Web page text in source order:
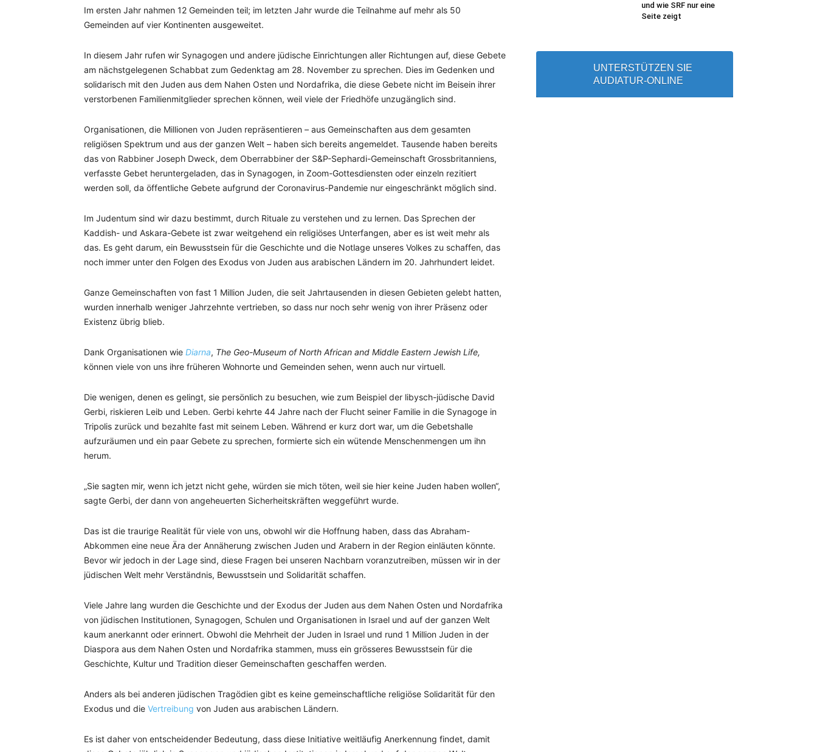
Im ersten Jahr nahmen 12 Gemeinden teil; im letzten Jahr wurde die Teilnahme auf mehr als 50
Gemeinden auf vier Kontinenten ausgeweitet.
In diesem Jahr rufen wir Synagogen und andere jüdische Einrichtungen aller Richtungen auf, diese Gebete
am nächstgelegenen Schabbat zum Gedenktag am 28. November zu sprechen. Dies im Gedenken und
solidarisch mit den Juden aus dem Nahen Osten und Nordafrika, die diese Gebete nicht im Beisein ihrer
verstorbenen Familienmitglieder sprechen können, weil viele der Friedhöfe unzugänglich sind.
Organisationen, die Millionen von Juden repräsentieren – aus Gemeinschaften aus dem gesamten
religiösen Spektrum und aus der ganzen Welt – haben sich bereits angemeldet. Tausende haben bereits
das von Rabbiner Joseph Dweck, dem Oberrabbiner der S&P-Sephardi-Gemeinschaft Grossbritanniens,
verfasste Gebet heruntergeladen, das in Synagogen, in Zoom-Gottesdiensten oder einzeln rezitiert
werden soll, da öffentliche Gebete aufgrund der Coronavirus-Pandemie nur eingeschränkt möglich sind.
Im Judentum sind wir dazu bestimmt, durch Rituale zu verstehen und zu lernen. Das Sprechen der
Kaddish- und Askara-Gebete ist zwar weitgehend ein religiöses Unterfangen, aber es ist weit mehr als
das. Es geht darum, ein Bewusstsein für die Geschichte und die Notlage unseres Volkes zu schaffen, das
noch immer unter den Folgen des Exodus von Juden aus arabischen Ländern im 20. Jahrhundert leidet.
Ganze Gemeinschaften von fast 1 Million Juden, die seit Jahrtausenden in diesen Gebieten gelebt hatten,
wurden innerhalb weniger Jahrzehnte vertrieben, so dass nur noch sehr wenig von ihrer Präsenz oder
Existenz übrig blieb.
Dank Organisationen wie Diarna, The Geo-Museum of North African and Middle Eastern Jewish Life,
können viele von uns ihre früheren Wohnorte und Gemeinden sehen, wenn auch nur virtuell.
Die wenigen, denen es gelingt, sie persönlich zu besuchen, wie zum Beispiel der libysch-jüdische David
Gerbi, riskieren Leib und Leben. Gerbi kehrte 44 Jahre nach der Flucht seiner Familie in die Synagoge in
Tripolis zurück und bezahlte fast mit seinem Leben. Während er kurz dort war, um die Gebetshalle
aufzuräumen und ein paar Gebete zu sprechen, formierte sich ein wütende Menschenmengen um ihn
herum.
„Sie sagten mir, wenn ich jetzt nicht gehe, würden sie mich töten, weil sie hier keine Juden haben wollen“,
sagte Gerbi, der dann von angeheuerten Sicherheitskräften weggeführt wurde.
Das ist die traurige Realität für viele von uns, obwohl wir die Hoffnung haben, dass das Abraham-
Abkommen eine neue Ära der Annäherung zwischen Juden und Arabern in der Region einläuten könnte.
Bevor wir jedoch in der Lage sind, diese Fragen bei unseren Nachbarn voranzutreiben, müssen wir in der
jüdischen Welt mehr Verständnis, Bewusstsein und Solidarität schaffen.
Viele Jahre lang wurden die Geschichte und der Exodus der Juden aus dem Nahen Osten und Nordafrika
von jüdischen Institutionen, Synagogen, Schulen und Organisationen in Israel und auf der ganzen Welt
kaum anerkannt oder erinnert. Obwohl die Mehrheit der Juden in Israel und rund 1 Million Juden in der
Diaspora aus dem Nahen Osten und Nordafrika stammen, muss ein grösseres Bewusstsein für die
Geschichte, Kultur und Tradition dieser Gemeinschaften geschaffen werden.
Anders als bei anderen jüdischen Tragödien gibt es keine gemeinschaftliche religiöse Solidarität für den
Exodus und die Vertreibung von Juden aus arabischen Ländern.
Es ist daher von entscheidender Bedeutung, dass diese Initiative weitläufig Anerkennung findet, damit
und wie SRF nur eine
Seite zeigt
UNTERSTÜTZEN SIE
AUDIATUR-ONLINE